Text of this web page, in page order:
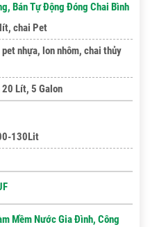
Bán Tự Động Đóng Chai Bình
chai Pet
nhựa, lon nhôm, chai thủy
Lít, 5 Galon
130Lit
Mềm Nước Gia Đình, Công